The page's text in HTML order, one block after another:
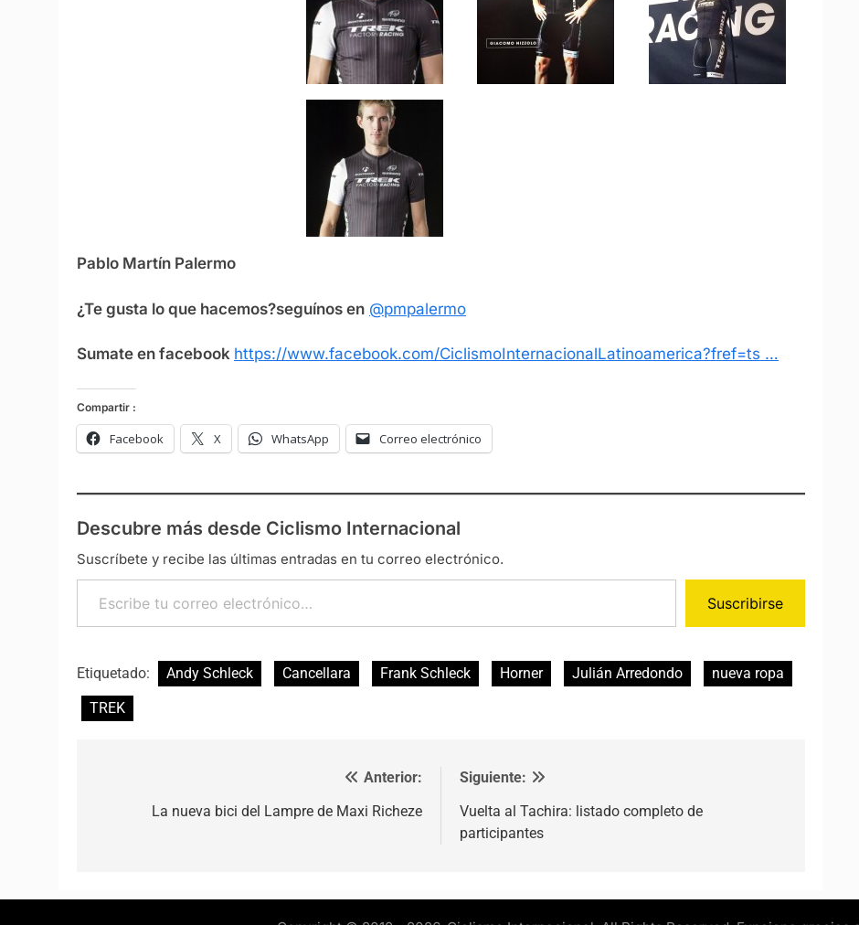
Pablo Martín Palermo
¿Te gusta lo que hacemos?seguínos en @pmpalermo
Sumate en facebook https://www.facebook.com/CiclismoInternacionalLatinoamerica?fref=ts …
Compartir :
Facebook X WhatsApp Correo electrónico
Descubre más desde Ciclismo Internacional
Suscríbete y recibe las últimas entradas en tu correo electrónico.
Escribe tu correo electrónico…
Suscribirse
Etiquetado: Andy Schleck Cancellara Frank Schleck Horner Julián Arredondo
nueva ropa
TREK
Anterior:
La nueva bici del Lampre de Maxi Richeze
Siguiente:
Vuelta al Tachira: listado completo de
participantes